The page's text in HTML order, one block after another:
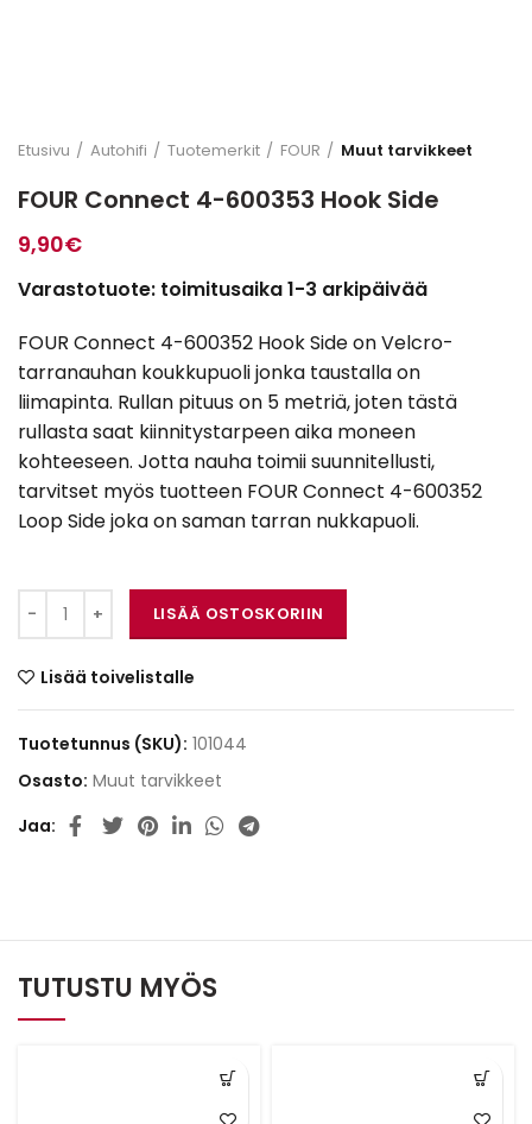
Etusivu Autohifi Tuotemerkit FOUR Muut tarvikkeet
FOUR Connect 4-600353 Hook Side
9,90€
Varastotuote: toimitusaika 1-3 arkipäivää
FOUR Connect 4-600352 Hook Side on Velcro-
tarranauhan koukkupuoli jonka taustalla on
liimapinta. Rullan pituus on 5 metriä, joten tästä
rullasta saat kiinnitystarpeen aika moneen
kohteeseen. Jotta nauha toimii suunnitellusti,
tarvitset myös tuotteen FOUR Connect 4-600352
Loop Side joka on saman tarran nukkapuoli.
FOUR Connect 4-600353 Hook Side määrä
LISÄÄ OSTOSKORIIN
Lisää toivelistalle
Tuotetunnus (SKU): 101044
Osasto: Muut tarvikkeet
Jaa
TUTUSTU MYÖS